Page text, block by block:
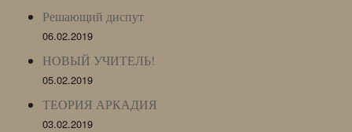
Решающий диспут
06.02.2019
НОВЫЙ УЧИТЕЛЬ!
05.02.2019
ТЕОРИЯ АРКАДИЯ
03.02.2019